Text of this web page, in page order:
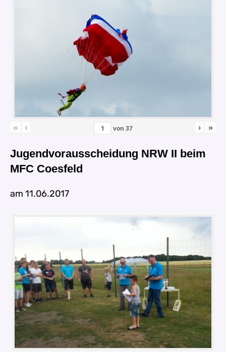
« ‹ von 37 › »
Jugendvorausscheidung NRW II beim
MFC Coesfeld
am 11.06.2017